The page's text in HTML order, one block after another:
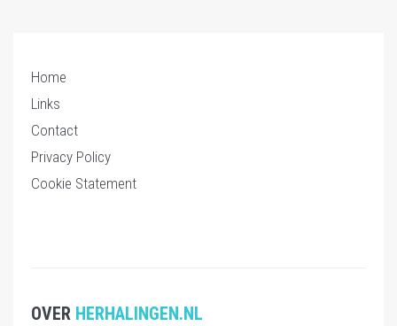
Home
Links
Contact
Privacy Policy
Cookie Statement
OVER HERHALINGEN.NL